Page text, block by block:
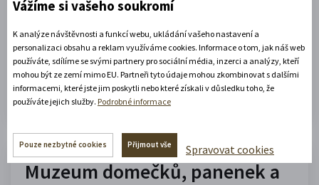
09.00 - 12.00,13.00 - 17.00
(platné od 1. 5. 2026 do 30. 9. 2026)
Zobrazit celou otevírací dobu
Zjistěte více
Muzeum domečků, panenek a
Vážíme si vašeho soukromí
K analýze návštěvnosti a funkcí webu, ukládání vašeho nastavení a
personalizaci obsahu a reklam využíváme cookies. Informace o tom, jak náš web
používáte, sdílíme se svými partnery pro sociální média, inzerci a analýzy, kteří
mohou být ze zemí mimo EU. Partneři tyto údaje mohou zkombinovat s dalšími
informacemi, které jste jim poskytli nebo které získali v důsledku toho, že
používáte jejich služby. Podrobné informace
Pouze nezbytné cookies Přijmout vše Spravovat cookies